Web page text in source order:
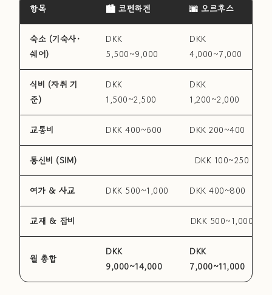
항목 🏙 코펜하겐 🌆 오르후스
숙소 (기숙사·
쉐어)
DKK
5,500~9,000
DKK
4,000~7,000
식비 (자취 기
준)
DKK
1,500~2,500
DKK
1,200~2,000
교통비 DKK 400~600 DKK 200~400
통신비 (SIM) DKK 100~250
여가 & 사교 DKK 500~1,000 DKK 400~800
교재 & 잡비 DKK 500~1,000
월 총합
DKK
9,000~14,000
DKK
7,000~11,000